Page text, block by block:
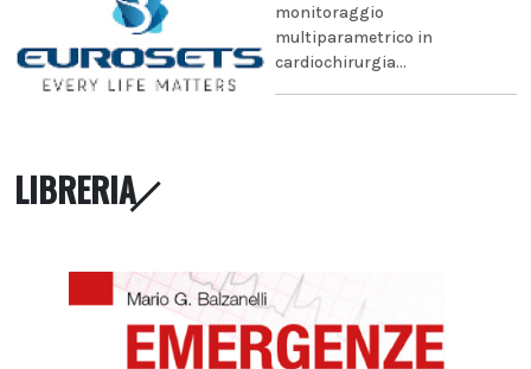
monitoraggio
multiparametrico in
cardiochirurgia...
LIBRERIA